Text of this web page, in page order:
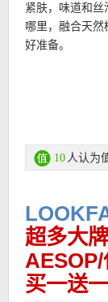
★ 邮费：全场满
地利等地区，邮
紧肤，味道和
哪里，融合天
好准备。
沐浴露，wella
礼盒包括：
-Wella发膜
-Dr. PAWPAW
-ESPA佛手柑&
-天然蜂窝海绵
10 人认为
超多大
买一送